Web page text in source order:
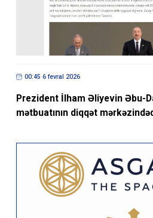
00:45 6 fevral 2026
Prezident İlham Əliyevin Əbu-
mətbuatının diqqət